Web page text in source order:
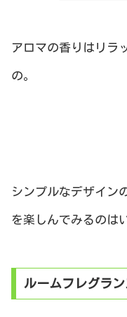
アロマの香りはリラ
の。
シンプルなデザイン
を楽しんでみるのは
ルームフレグラン